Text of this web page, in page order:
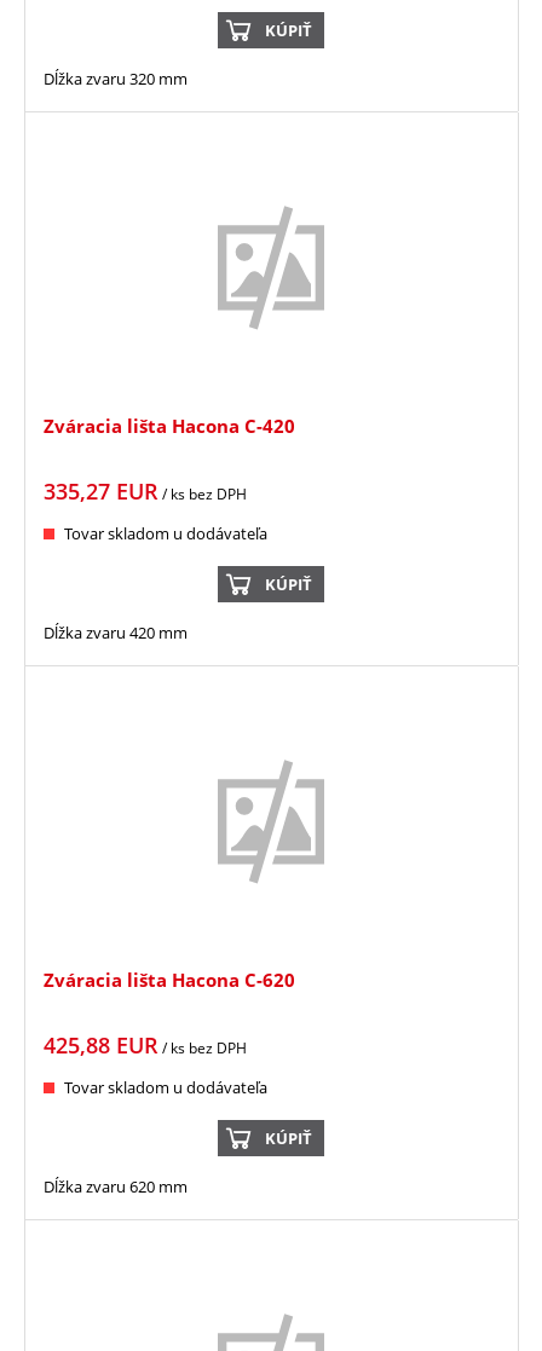
KÚPIŤ
Dĺžka zvaru 320 mm
Zváracia lišta Hacona C-420
335,27 EUR / ks bez DPH
Tovar skladom u dodávateľa
KÚPIŤ
Dĺžka zvaru 420 mm
Zváracia lišta Hacona C-620
425,88 EUR / ks bez DPH
Tovar skladom u dodávateľa
KÚPIŤ
Dĺžka zvaru 620 mm